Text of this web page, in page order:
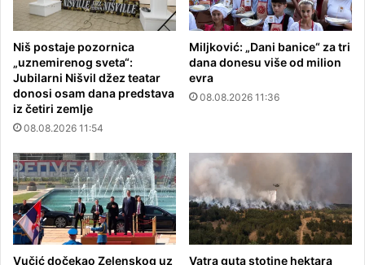
Niš postaje pozornica
„uznemirenog sveta“:
Jubilarni Nišvil džez teatar
donosi osam dana predstava
iz četiri zemlje
08.08.2026 11:54
Miljković: „Dani banice“ za tri
dana donesu više od milion
evra
08.08.2026 11:36
Vučić dočekao Zelenskog uz Vatra guta stotine hektara